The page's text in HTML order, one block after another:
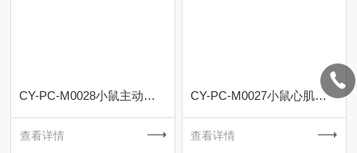
CY-PC-M0028小鼠主动脉弓平滑肌细胞
查看详情
CY-PC-M0027小鼠心肌干细胞
查看详情